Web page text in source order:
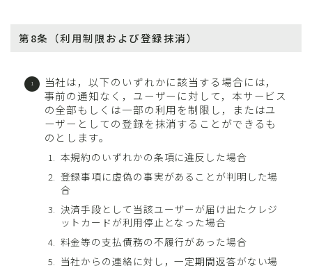
第8条（利用制限および登録抹消）
当社は，以下のいずれかに該当する場合には，
事前の通知なく，ユーザーに対して，本サービス
の全部もしくは一部の利用を制限し，またはユ
ーザーとしての登録を抹消することができるも
のとします。
本規約のいずれかの条項に違反した場合
登録事項に虚偽の事実があることが判明した場
合
決済手段として当該ユーザーが届け出たクレジ
ットカードが利用停止となった場合
料金等の支払債務の不履行があった場合
当社からの連絡に対し，一定期間返答がない場